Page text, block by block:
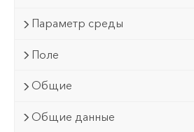
Параметр среды
Поле
Общие
Общие данные